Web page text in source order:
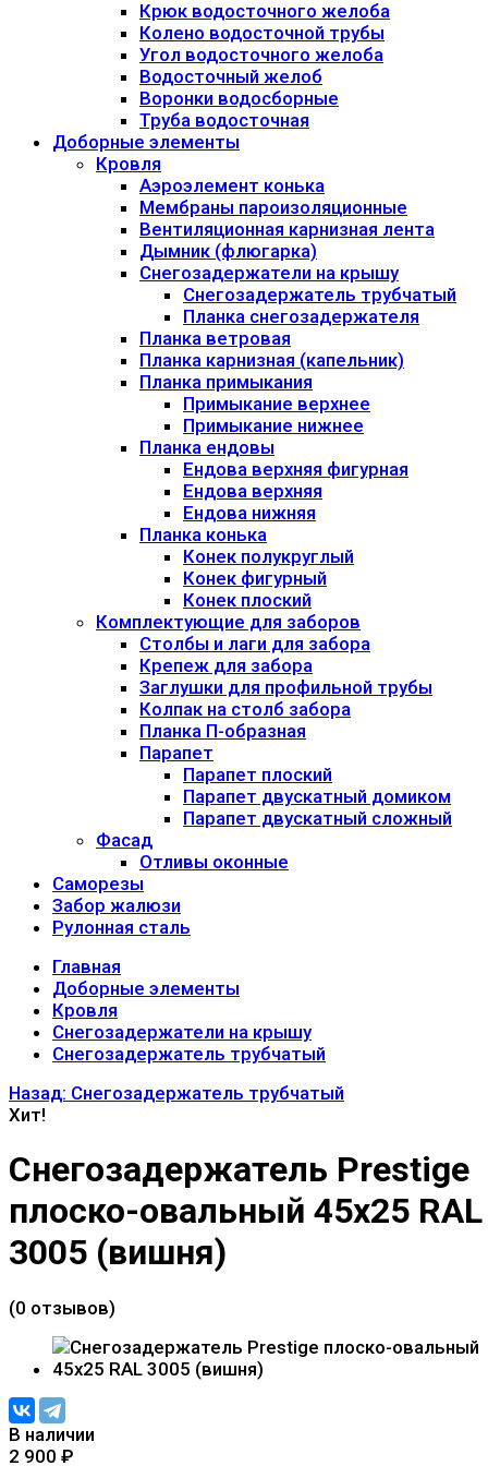
Крюк водосточного желоба
Колено водосточной трубы
Угол водосточного желоба
Водосточный желоб
Воронки водосборные
Труба водосточная
Доборные элементы
Кровля
Аэроэлемент конька
Мембраны пароизоляционные
Вентиляционная карнизная лента
Дымник (флюгарка)
Снегозадержатели на крышу
Снегозадержатель трубчатый
Планка снегозадержателя
Планка ветровая
Планка карнизная (капельник)
Планка примыкания
Примыкание верхнее
Примыкание нижнее
Планка ендовы
Ендова верхняя фигурная
Ендова верхняя
Ендова нижняя
Планка конька
Конек полукруглый
Конек фигурный
Конек плоский
Комплектующие для заборов
Столбы и лаги для забора
Крепеж для забора
Заглушки для профильной трубы
Колпак на столб забора
Планка П-образная
Парапет
Парапет плоский
Парапет двускатный домиком
Парапет двускатный сложный
Фасад
Отливы оконные
Саморезы
Забор жалюзи
Рулонная сталь
Главная
Доборные элементы
Кровля
Снегозадержатели на крышу
Снегозадержатель трубчатый
Назад: Снегозадержатель трубчатый
Хит!
Снегозадержатель Prestige
плоско-овальный 45x25 RAL
3005 (вишня)
(0 отзывов)
В наличии
2 900 ₽